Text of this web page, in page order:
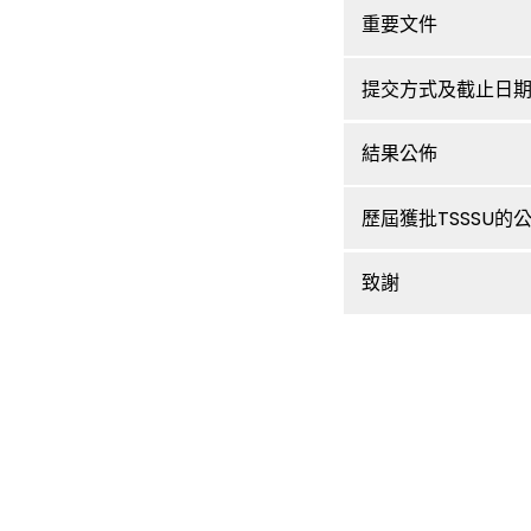
重要文件
提交方式及截止日期
結果公佈
歷屆獲批TSSSU的
致謝